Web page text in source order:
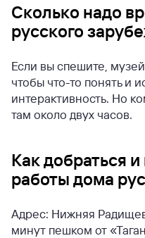
Сколько надо
русского
Если вы спешите,
чтобы что-то понять и
интерактивность. Но
там около двух часов.
Как добраться
работы дома
Адрес: Нижняя
минут пешком от